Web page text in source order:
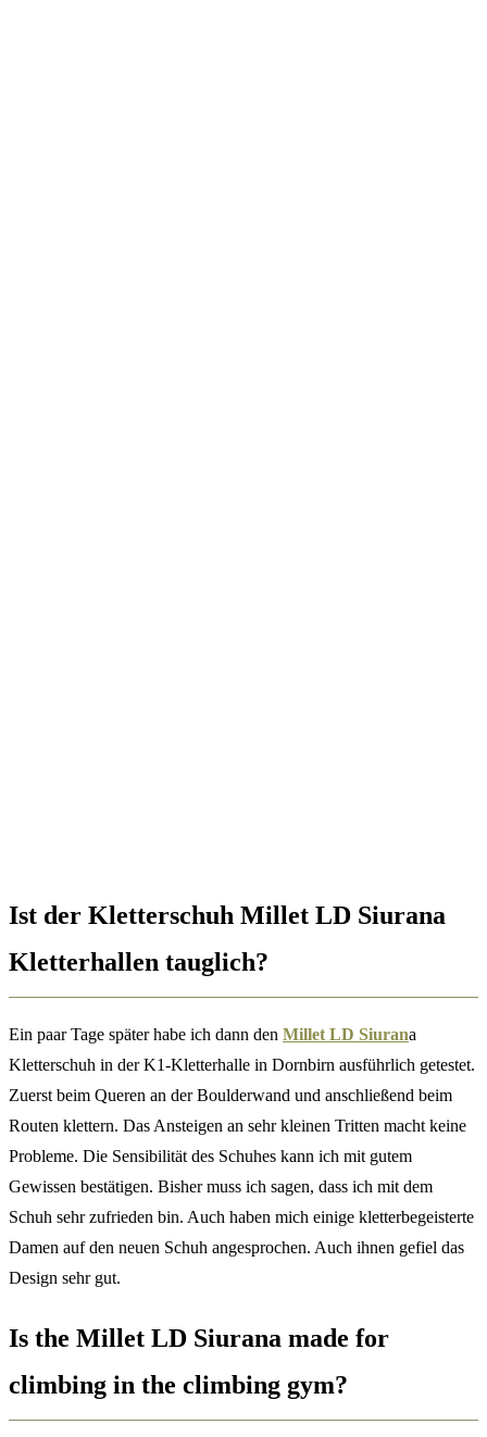
Ist der Kletterschuh Millet LD Siurana
Kletterhallen tauglich?
Ein paar Tage später habe ich dann den Millet LD Siurana
Kletterschuh in der K1-Kletterhalle in Dornbirn ausführlich getestet.
Zuerst beim Queren an der Boulderwand und anschließend beim
Routen klettern. Das Ansteigen an sehr kleinen Tritten macht keine
Probleme. Die Sensibilität des Schuhes kann ich mit gutem
Gewissen bestätigen. Bisher muss ich sagen, dass ich mit dem
Schuh sehr zufrieden bin. Auch haben mich einige kletterbegeisterte
Damen auf den neuen Schuh angesprochen. Auch ihnen gefiel das
Design sehr gut.
Is the Millet LD Siurana made for
climbing in the climbing gym?